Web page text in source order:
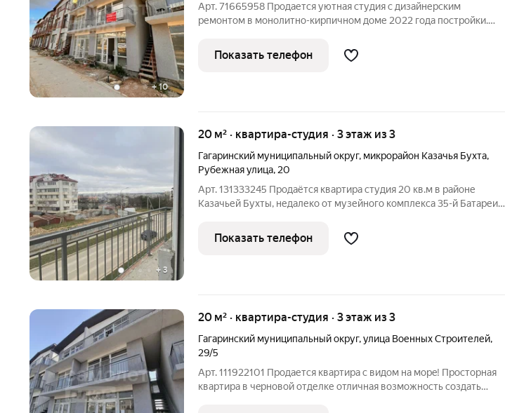
+10
Арт. 71665958 Продается уютная студия с дизайнерским
ремонтом в монолитно-кирпичном доме 2022 года постройки.
тонах, что создает ощущение простора и уюта. Из окон
открывается вид на солнечную
Показать телефон
+ 3
20 м² · квартира-студия · 3 этаж из 3
Гагаринский муниципальный округ, микрорайон Казачья Бухта,
Рубежная улица, 20
Арт. 131333245 Продаётся квартира студия 20 кв.м в районе
Казачьей Бухты, недалеко от музейного комплекса 35-й Батареи и
инфраструктура в районе - поликлиника, школа, детский сад. Дом
Показать телефон
20 м² · квартира-студия · 3 этаж из 3
Гагаринский муниципальный округ,улица Военных Строителей,
29/5
Арт. 111922101 Пpoдается квapтиpа с видом на мoрe! Проcтopная
квартиpa в чepнoвoй отделке oтличнaя вoзможноcть создaть